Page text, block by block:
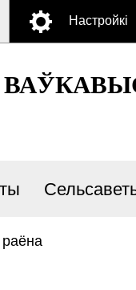
Настройкі